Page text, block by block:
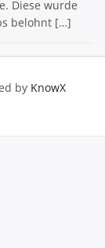
Diese wurde
belohnt […]
by KnowX